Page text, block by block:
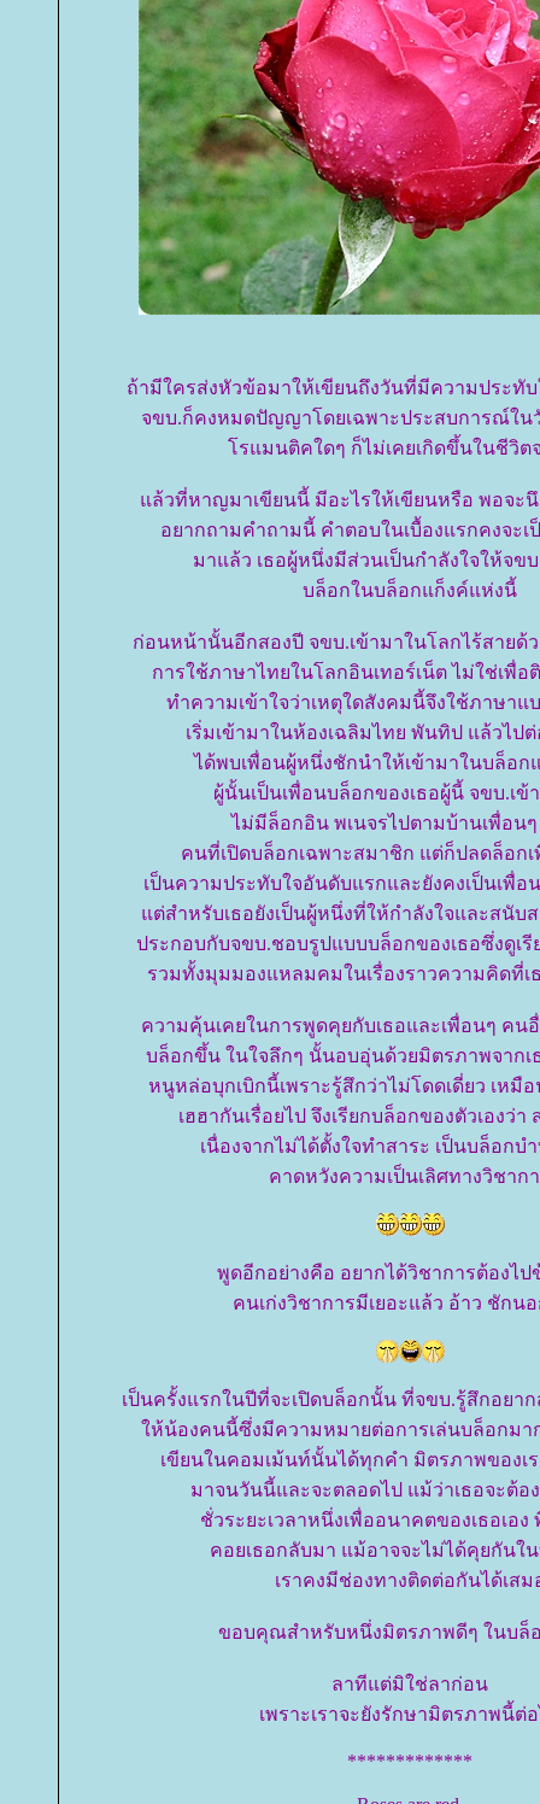
ถ้ามีใครส่งหัวข้อมาให้เขียนถึงวันที่มีความประทับ
จขบ.ก็คงหมดปัญญาโดยเฉพาะประสบการณ์ใ
รแมนติคใดๆ ก็ไม่เคยเกิดขึ้นในชีวิต
ล้วที่หาญมาเขียนนี้ มีอะไรให้เขียนหรือ พอจะนึ
อยากถามคำถามนี้ คำตอบในเบื้องแรกคงจะเ
มาแล้ว เธอผู้หนึ่งมีส่วนเป็นกำลังใจให้จข
บล็อกในบล็อกแก็งค์แห่งนี้
ก่อนหน้านั้นอีกสองปี จขบ.เข้ามาในโลกไร้สายด้
การใช้ภาษาไทยในโลกอินเทอร์เน็ต ไม่ใช่เพื่อ
ทำความเข้าใจว่าเหตุใดสังคมนี้จึงใช้ภาษาแ
เริ่มเข้ามาในห้องเฉลิมไทย พันทิป แล้วไป
ได้พบเพื่อนผู้หนึ่งชักนำให้เข้ามาในบล็อก
ผู้นั้นเป็นเพื่อนบล็อกของเธอผู้นี้ จขบ.เข้
ไม่มีล็อกอิน พเนจรไปตามบ้านเพื่อน
คนที่เปิดบล็อกเฉพาะสมาชิก แต่ก็ปลดล็อก
เป็นความประทับใจอันดับแรกและยังคงเป็นเพื่
ต่สำหรับเธอยังเป็นผู้หนึ่งที่ให้กำลังใจและสนับ
ประกอบกับจขบ.ชอบรูปแบบบล็อกของเธอซึ่งดูเ
รวมทั้งมุมมองแหลมคมในเรื่องราวความคิดที่เ
ความคุ้นเคยในการพูดคุยกับเธอและเพื่อนๆ คน
บล็อกขึ้น ในใจลึกๆ นั้นอบอุ่นด้วยมิตรภาพจากเ
หนูหล่อบุกเบิกนี้เพราะรู้สึกว่าไม่โดดเดี่ยว เหมื
เฮฮากันเรื่อยไป จึงเรียกบล็อกของตัวเองว่า
เนื่องจากไม่ได้ตั้งใจทำสาระ เป็นบล็อกบ
คาดหวังความเป็นเลิศทางวิชาก
พูดอีกอย่างคือ อยากได้วิชาการต้องไป
คนเก่งวิชาการมีเยอะแล้ว อ้าว ชักนอ
เป็นครั้งแรกในปีที่จะเปิดบล็อกนั้น ที่จขบ.รู้สึกอยา
ห้น้องคนนี้ซึ่งมีความหมายต่อการเล่นบล็อกมา
เขียนในคอมเม้นท์นั้นได้ทุกคำ มิตรภาพของเร
มาจนวันนี้และจะตลอดไป แม้ว่าเธอจะต้อ
ชั่วระยะเวลาหนึ่งเพื่ออนาคตของเธอเอ
คอยเธอกลับมา แม้อาจจะไม่ได้คุยกันใ
เราคงมีช่องทางติดต่อกันได้เสม
ขอบคุณสำหรับหนึ่งมิตรภาพดีๆ ในบล็
ลาทีแต่มิใช่ลาก่อน
เพราะเราจะยังรักษามิตรภาพนี้ต่
*************